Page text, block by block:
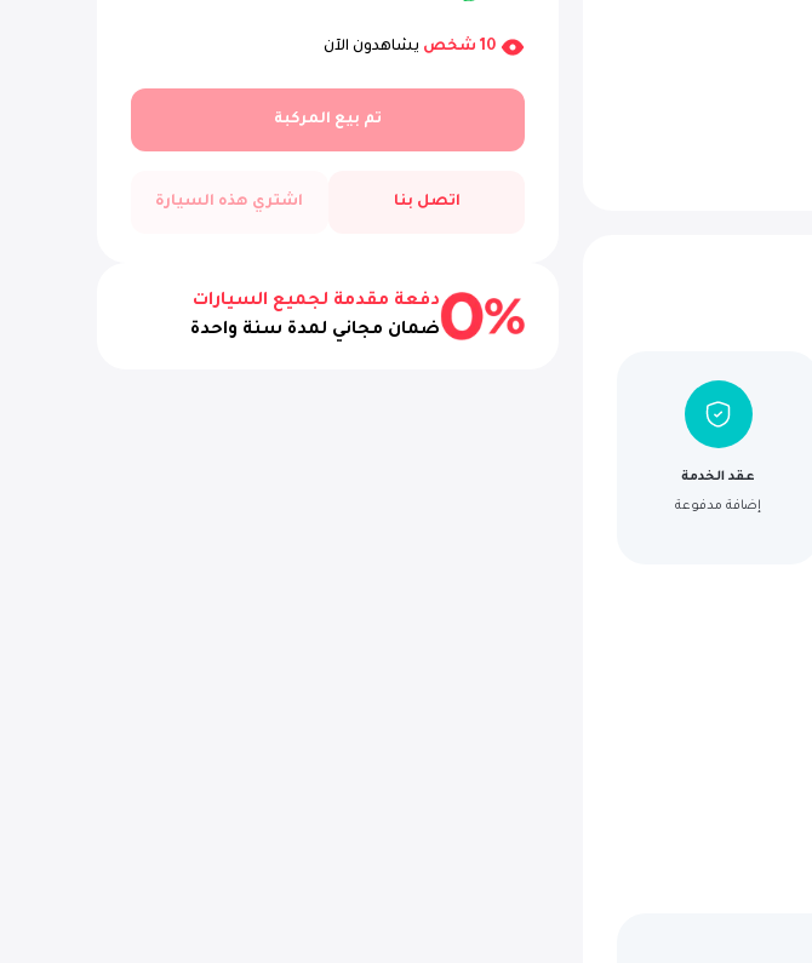
عقد الخدمة
إضافة مدفوعة
10 شخص يشاهدون الآن
تم بيع المركبة
اتصل بنا اشتري هذه السيارة
دفعة مقدمة لجميع السيارات
ضمان مجاني لمدة سنة واحدة